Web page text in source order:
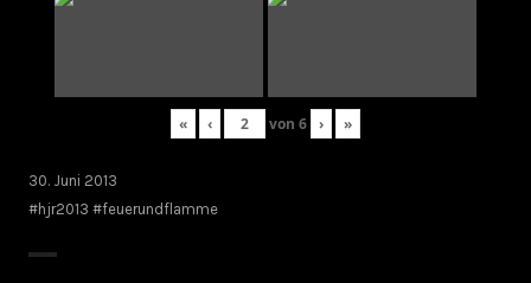
« ‹ von 6 › »
30. Juni 2013
#hjr2013 #feuerundflamme